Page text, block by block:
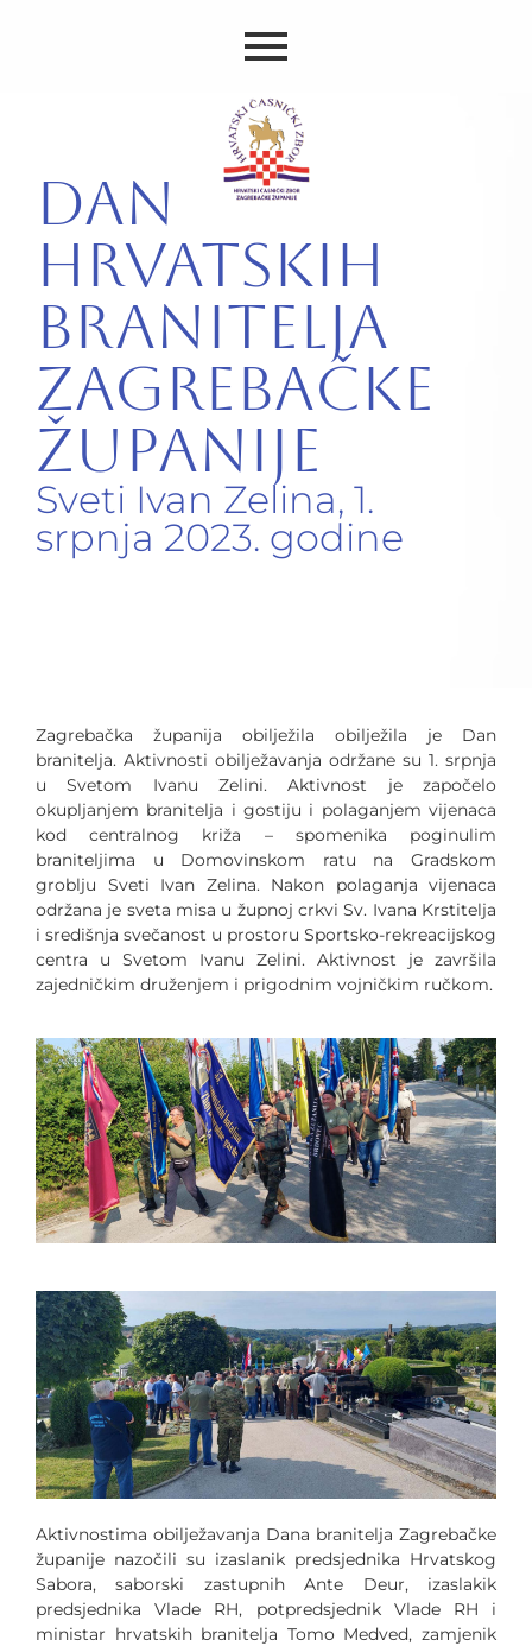
Dan
hrvatskih
branitelja
Zagrebačke
županije
Sveti Ivan Zelina, 1.
srpnja 2023. godine
Zagrebačka županija obilježila obilježila je Dan
branitelja. Aktivnosti obilježavanja održane su 1. srpnja
u Svetom Ivanu Zelini. Aktivnost je započelo
okupljanjem branitelja i gostiju i polaganjem vijenaca
kod centralnog križa – spomenika poginulim
braniteljima u Domovinskom ratu na Gradskom
groblju Sveti Ivan Zelina. Nakon polaganja vijenaca
održana je sveta misa u župnoj crkvi Sv. Ivana Krstitelja
i središnja svečanost u prostoru Sportsko-rekreacijskog
centra u Svetom Ivanu Zelini. Aktivnost je završila
zajedničkim druženjem i prigodnim vojničkim ručkom.
Aktivnostima obilježavanja Dana branitelja Zagrebačke
županije nazočili su izaslanik predsjednika Hrvatskog
Sabora, saborski zastupnih Ante Deur, izaslakik
predsjednika Vlade RH, potpredsjednik Vlade RH i
ministar hrvatskih branitelja Tomo Medved, zamjenik